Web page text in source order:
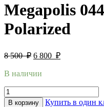
Megapolis
Polarized
8 500₽ 6 800 ₽
В наличии
В корзину Купить в один